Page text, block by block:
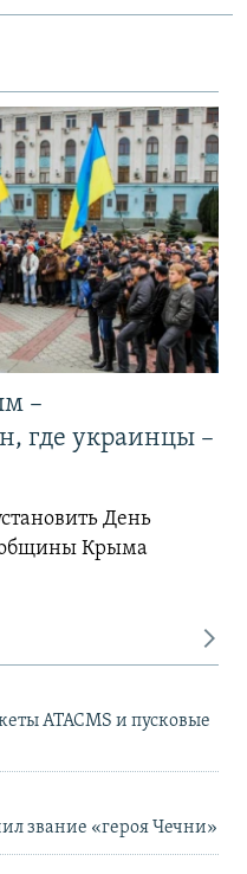
–
где украинцы –
День
общины Крыма
ATACMS и пусковые
звание «героя Чечни»